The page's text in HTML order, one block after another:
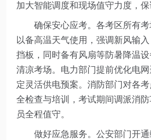
加大智能调度和现场值守力度，保
确保安心应考。各考区所有考
以备高温天气使用，强调新风输
挡板，同时备有风扇等防暑降温
清凉考场。电力部门提前优化电网
定灵活供电预案。消防部门对各
全检查与培训，考试期间调派消
员全程值守。
做好应急服务。公安部门开